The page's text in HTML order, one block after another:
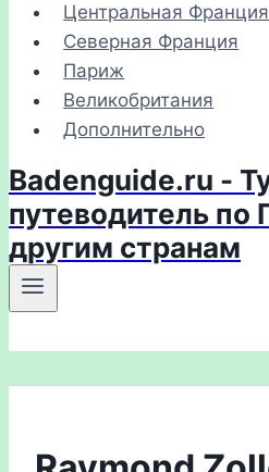
Центральная Франция
Северная Франция
Париж
Великобритания
Дополнительно
Badenguide.ru -
путеводитель по
другим странам